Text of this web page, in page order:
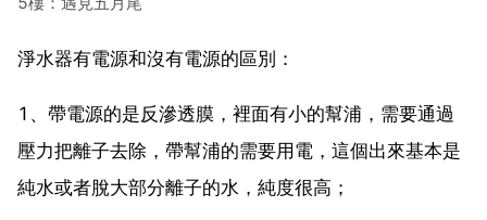
淨水器有電源和沒有電源的區別：
1、帶電源的是反滲透膜，裡面有小的幫浦，需要通過
壓力把離子去除，帶幫浦的需要用電，這個出來基本是
純水或者脫大部分離子的水，純度很高；